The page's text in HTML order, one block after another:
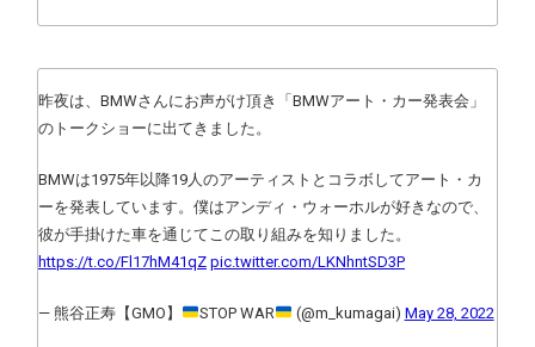
昨夜は、BMWさんにお声がけ頂き「BMWアート・カー発表会」
のトークショーに出てきました。
BMWは1975年以降19人のアーティストとコラボしてアート・カ
ーを発表しています。僕はアンディ・ウォーホルが好きなので、
彼が手掛けた車を通じてこの取り組みを知りました。
https://t.co/Fl17hM41qZ pic.twitter.com/LKNhntSD3P
— 熊谷正寿【GMO】 STOP WAR (@m_kumagai) May 28, 2022